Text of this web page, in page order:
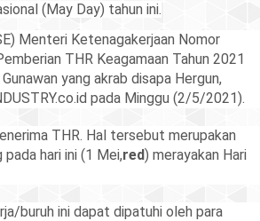
(May Day) tahun ini.
Menteri Ketenagakerjaan Nomor
THR Keagamaan Tahun 2021
yang akrab disapa Hergun,
pada Minggu (2/5/2021).
THR. Hal tersebut merupakan
hari ini (1 Mei,red) merayakan Hari
buruh ini dapat dipatuhi oleh para